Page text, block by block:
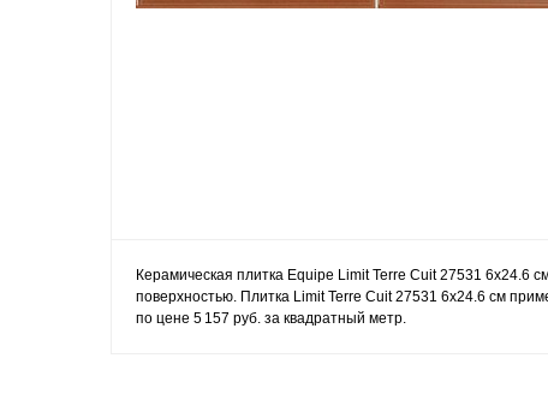
Керамическая плитка Equipe Limit Terre Cuit 27531 6x24.6
поверхностью. Плитка Limit Terre Cuit 27531 6x24.6 см
по цене 5 157 руб. за квадратный метр.